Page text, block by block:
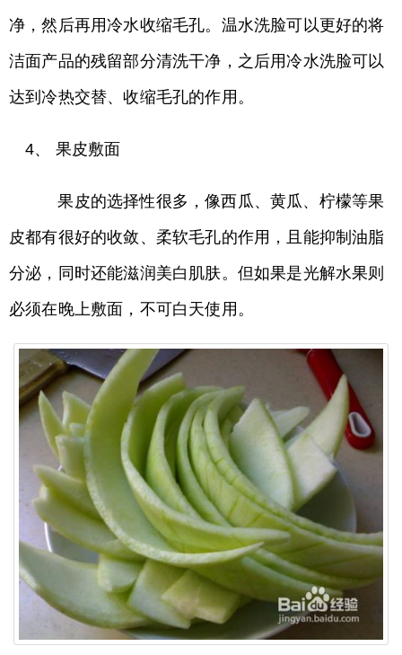
净，然后再用冷水收缩毛孔。温水洗脸可以更好的将
洁面产品的残留部分清洗干净，之后用冷水洗脸可以
达到冷热交替、收缩毛孔的作用。
4、 果皮敷面
果皮的选择性很多，像西瓜、黄瓜、柠檬等果
皮都有很好的收敛、柔软毛孔的作用，且能抑制油脂
分泌，同时还能滋润美白肌肤。但如果是光解水果则
必须在晚上敷面，不可白天使用。